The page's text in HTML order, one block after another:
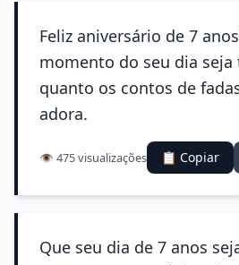
Feliz aniversário de 7
momento do seu dia
quanto os contos de
adora.
👁️ 475 visualizações 📋 Copiar
Que seu dia de 7 anos